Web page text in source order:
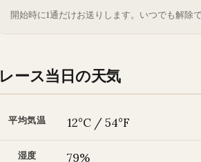
開始時に1通だけお送りします。いつでも解除
レース当日の天気
平均気温 12°C / 54°F
湿度 79%